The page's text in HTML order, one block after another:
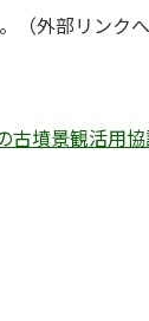
外部リンクへ
古墳景観活用